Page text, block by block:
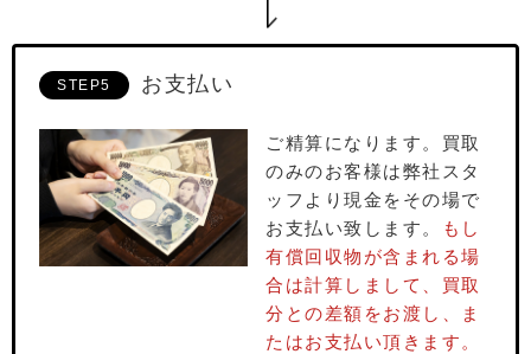
STEP5 お支払い
ご精算になります。買取
のみのお客様は弊社スタ
ッフより現⾦をその場で
お⽀払い致します。
もし
有償回収物が含まれる場
合は計算しまして、買取
分との差額をお渡し、ま
たはお⽀払い頂きます。